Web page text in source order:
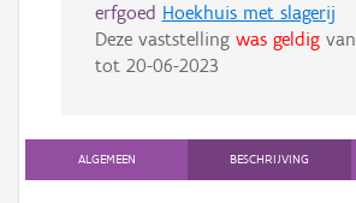
erfgoed Hoekhuis met slagerij
Deze vaststelling was geldigvan
tot 20-06-2023
ALGEMEEN BESCHRIJVING